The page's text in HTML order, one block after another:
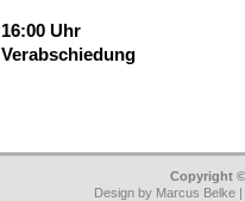
16:00 Uhr
Verabschiedung
Copyright
Design by Marcus Belke